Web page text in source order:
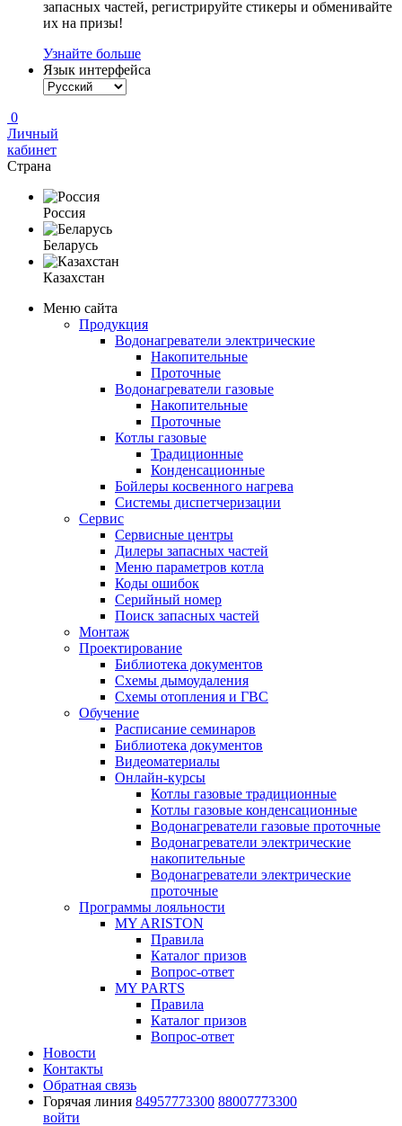
запасных частей, регистрируйте стикеры и обменивайте
их на призы!
Узнайте больше
Язык интерфейса
0
Личный
кабинет
Страна
Россия
Беларусь
Казахстан
Меню сайта
Продукция
Водонагреватели электрические
Накопительные
Проточные
Водонагреватели газовые
Накопительные
Проточные
Котлы газовые
Традиционные
Конденсационные
Бойлеры косвенного нагрева
Системы диспетчеризации
Сервис
Сервисные центры
Дилеры запасных частей
Меню параметров котла
Коды ошибок
Серийный номер
Поиск запасных частей
Монтаж
Проектирование
Библиотека документов
Схемы дымоудаления
Схемы отопления и ГВС
Обучение
Расписание семинаров
Библиотека документов
Видеоматериалы
Онлайн-курсы
Котлы газовые традиционные
Котлы газовые конденсационные
Водонагреватели газовые проточные
Водонагреватели электрические
накопительные
Водонагреватели электрические
проточные
Программы лояльности
MY ARISTON
Правила
Каталог призов
Вопрос-ответ
MY PARTS
Правила
Каталог призов
Вопрос-ответ
Новости
Контакты
Обратная связь
Горячая линия 84957773300 88007773300
войти